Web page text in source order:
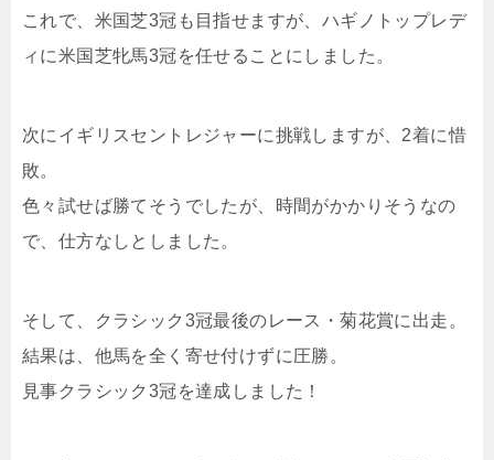
これで、米国芝3冠も目指せますが、ハギノトップレデ
ィに米国芝牝馬3冠を任せることにしました。
次にイギリスセントレジャーに挑戦しますが、2着に惜
敗。
色々試せば勝てそうでしたが、時間がかかりそうなの
で、仕方なしとしました。
そして、クラシック3冠最後のレース・菊花賞に出走。
結果は、他馬を全く寄せ付けずに圧勝。
見事クラシック3冠を達成しました！